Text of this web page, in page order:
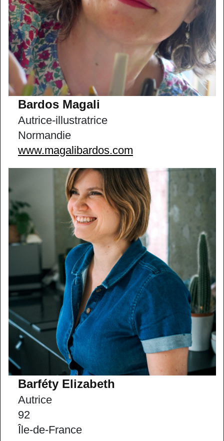
Bardos Magali
Autrice-illustratrice
Normandie
www.magalibardos.com
Barféty Elizabeth
Autrice
92
Île-de-France